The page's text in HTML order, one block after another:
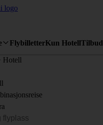
FlybilletterKun HotellTilbud
Hotell